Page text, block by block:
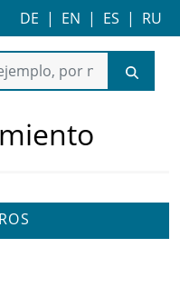
DE | EN | ES | RU